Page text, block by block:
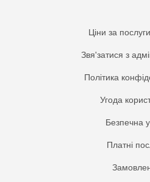
Ціни за
Звя'затися з
Політика
Угода
Безпечна
Платнi